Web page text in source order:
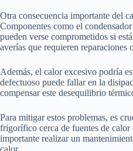
Otra consecuencia importante del
Componentes como el
pueden verse comprometidos si
averías que requieren reparaciones
Además, el calor excesivo podría
defectuoso puede fallar en la
compensar este desequilibrio
Para mitigar estos problemas, es
frigorífico cerca de fuentes de calor
importante realizar un
calor.